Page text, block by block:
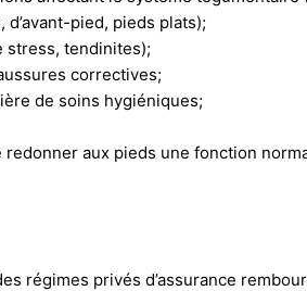
pied, pieds plats);
stress, tendinites);
correctives;
de soins hygiéniques;
aux pieds une fonction
régimes privés d’assurance